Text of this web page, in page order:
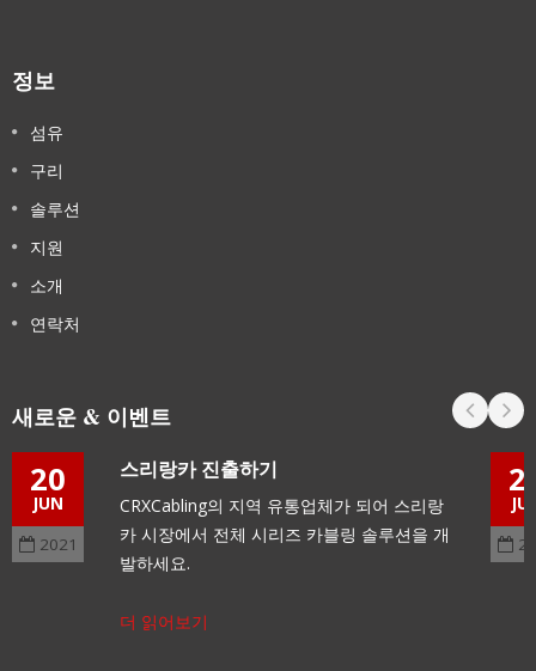
정보
섬유
구리
솔루션
지원
소개
연락처
새로운 & 이벤트
20
JUN
2021
스리랑카 진출하기
CRXCabling의 지역 유통업체가 되어 스리랑
카 시장에서 전체 시리즈 카블링 솔루션을 개
발하세요.
더 읽어보기